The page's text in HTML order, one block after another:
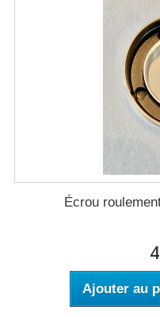
Écrou
Ajouter au